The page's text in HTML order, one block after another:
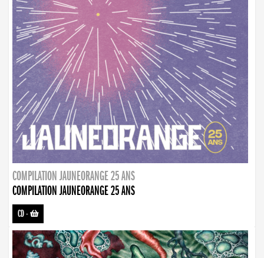
COMPILATION JAUNEORANGE 25 ANS
COMPILATION JAUNEORANGE 25 ANS
CD-